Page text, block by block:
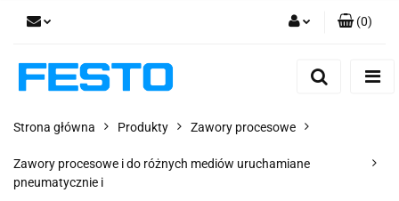
Dodaj zgłoszenie
(0)
Strona główna Produkty Zawory procesowe
Zawory procesowe i do różnych mediów uruchamiane
pneumatycznie i